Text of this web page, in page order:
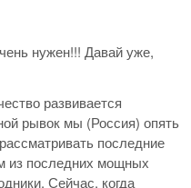
нужен!!! Давай уже,
развивается
рывок мы (Россия) опять
последние
из последних мощных
Сейчас, когда